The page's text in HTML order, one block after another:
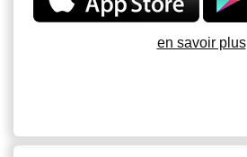
en savoir plus